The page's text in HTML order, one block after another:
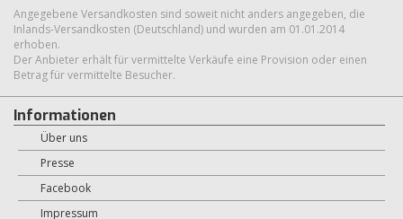
Angegebene Versandkosten sind soweit nicht anders angegeben, die
Inlands-Versandkosten (Deutschland) und wurden am 01.01.2014
erhoben.
Der Anbieter erhält für vermittelte Verkäufe eine Provision oder einen
Betrag für vermittelte Besucher.
Informationen
Über uns
Presse
Facebook
Impressum